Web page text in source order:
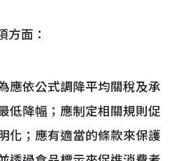
面：
應依公式調降平均關稅及承
低降幅；應制定相關規則促
化；應有適當的條款來保護